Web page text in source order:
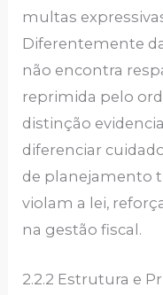
multas
Diferentemente
não encontra
reprimida pelo
distinção
diferenciar
de planejamento
violam a lei,
na gestão fiscal.
2.2.2 Estrutura e